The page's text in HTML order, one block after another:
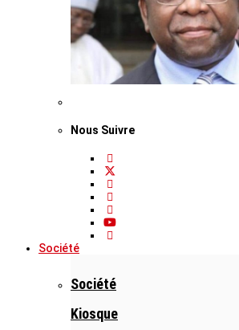
Nous Suivre
Société
Société
Kiosque